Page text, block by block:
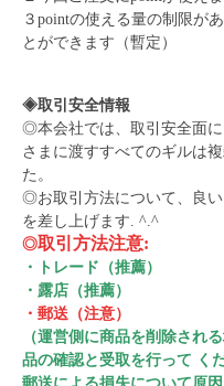
３pointの使える量の制限が
とができます（暫定）
◈取引安全情報
◎本会社では、取引安全面
さまに渡すすべてのギルは
た。
◎お取引方法について、良
を差し上げます. ^.^
◎取引方法注意:
・トレード（推薦）
・露店 （推薦）
・郵送（注意）
（運営側に商品を削除され
品の確認と受取を行って くだ